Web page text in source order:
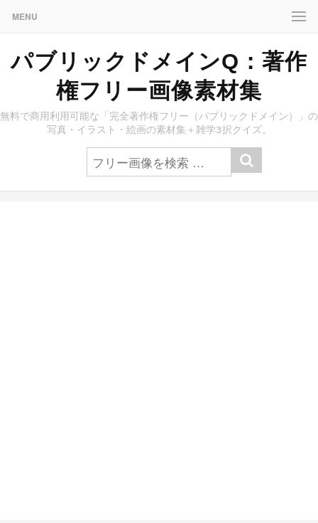
MENU
パブリックドメインQ：著作
権フリー画像素材集
無料で商用利用可能な「完全著作権フリー（パブリックドメイン）」の
写真・イラスト・絵画の素材集＋雑学3択クイズ。